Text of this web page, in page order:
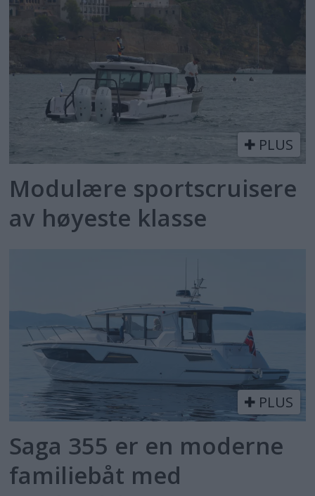
PLUS
Modulære sportscruisere
av høyeste klasse
PLUS
Saga 355 er en moderne
familiebåt med